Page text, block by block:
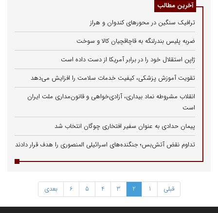
آخرین مطالب
ترافیک سنگین در محورهای کندوان و هراز
ضربه پلیس بندرلنگه به قاچاقچیان کالا و سوخت
ژاپن استقلال خود را در برابر آمریکا از دست داده است
تقویت آموزش پزشکی، کیفیت خدمات سلامت را افزایش می‌دهد
انقلاب مشروطه نماد بیداری، آزادی‌خواهی و قانون‌مداری ملت ایران
است
پیمان حدادی به عنوان سفیر افتخاری چوگان انتخاب شد
تداوم نقض آتش‌بس؛ جنگنده‌های اسرائیلی المنصوری را هدف قرار دادند
قبلی 1
2
3
4
5
6 بعدی